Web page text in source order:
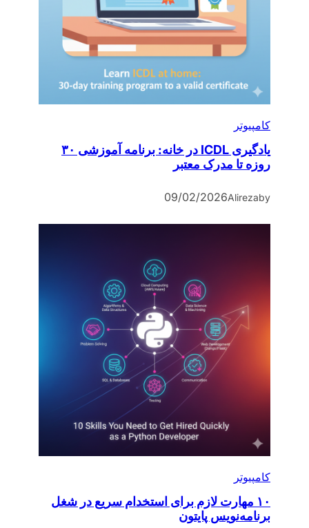
کامپیوتر
یادگیری ICDL در خانه: برنامه آموزشی ۳۰
روزه تا مدرک معتبر
by
Alireza
09/02/2026
کامپیوتر
۱۰ مهارت لازم برای استخدام سریع در شغل
برنامه‌نویس پایتون